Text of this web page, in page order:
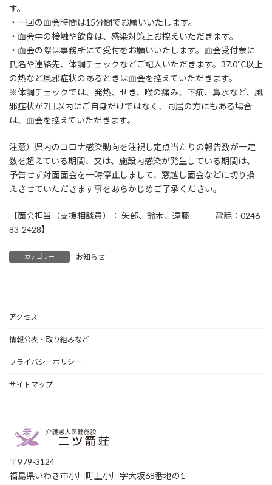
す。
・一回の面会時間は15分間でお願いいたします。
・面会中の接触や飲食は、感染対策上お控えいただきます。
・面会の際は事務所にて受付をお願いいたします。面会受付票に
氏名や連絡先、体調チェックなどご記入いただきます。37.0℃以上
の熱など風邪症状のあるときは面会を控えていただきます。
※体調チェックでは、発熱、せき、喉の痛み、下痢、鼻水など、風
邪症状が7日以内にご自身だけではなく、同居の方にもある場合
は、面会を控えていただきます。
注意）県内のコロナ感染動向を注視し定点当たりの報告数が一定
数を超えている期間、又は、施設内感染が発生している期間は、
予告せず対面面会を一時停止しまして、窓越し面会などに切り換
えさせていただきます事をあらかじめご了承ください。
【面会担当（支援相談員）： 矢部、鈴木、遠藤 電話：0246-
83-2428】
カテゴリー お知らせ
アクセス
情報公表・取り組みなど
プライバシーポリシー
サイトマップ
〒979-3124
福島県いわき市小川町上小川字大坂68番地の1